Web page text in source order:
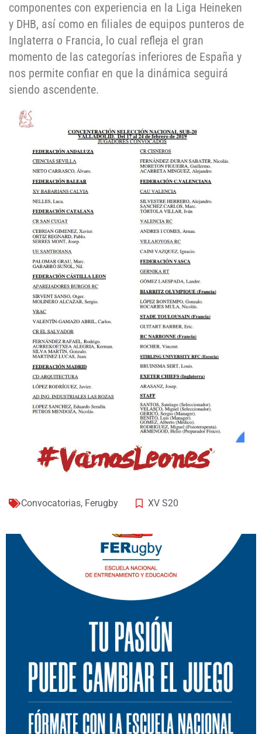
componentes con experiencia en la Liga Heineken
y DHB, así como en filiales de equipos punteros de
Inglaterra o Francia, lo cual refleja el gran
momento de las categorías inferiores de España y
nos permite confiar en que la dinámica seguirá
siendo ascendente.
Convocatorias, Ferugby XV S20